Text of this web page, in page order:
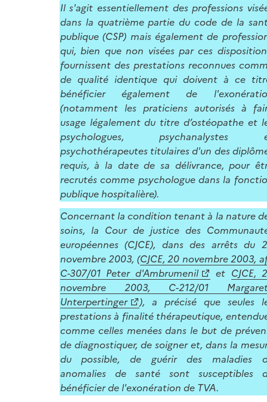
Il s'agit essentiellement des professions
dans la quatrième partie du code de la
publique (CSP) mais également de
qui, bien que non visées par ces
fournissent des prestations reconnues
de qualité identique qui doivent à ce
bénéficier également de
(notamment les praticiens autorisés à
usage légalement du titre d’ostéopathe et
psychologues, psychanalystes
psychothérapeutes titulaires d'un des
requis, à la date de sa délivrance, pour
recrutés comme psychologue dans la
publique hospitalière).
Concernant la condition tenant à la nature
soins, la Cour de justice des
européennes (CJCE), dans des arrêts du
novembre 2003, (CJCE, 20 novembre 2003,
C-307/01 Peter d'Ambrumenil
et CJCE,
novembre 2003, C-212/01
Unterpertinger
), a précisé que seules
prestations à finalité thérapeutique,
comme celles menées dans le but de
de diagnostiquer, de soigner et, dans la
du possible, de guérir des maladies
anomalies de santé sont susceptibles
bénéficier de l'exonération de TVA.